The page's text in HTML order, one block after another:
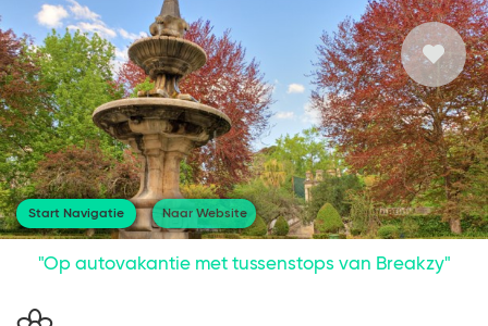
Naar Website
Start Navigatie
"Op autovakantie met tussenstops van Breakzy"